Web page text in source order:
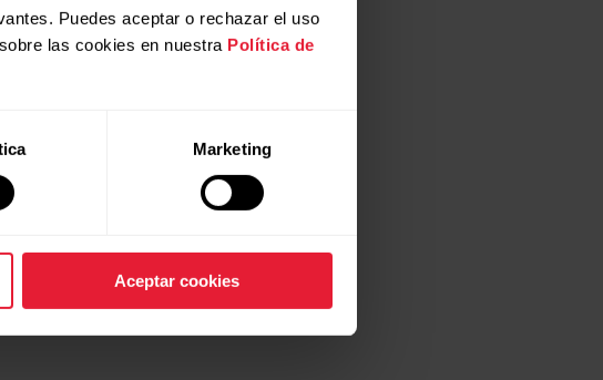
Puedes aceptar o rechazar el uso
las cookies en nuestra Política de
Marketing
Aceptar cookies